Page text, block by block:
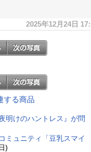
2025年12月24日
する商品
明けのハントレス』が問
ミュニティ「豆乳スマイ
)